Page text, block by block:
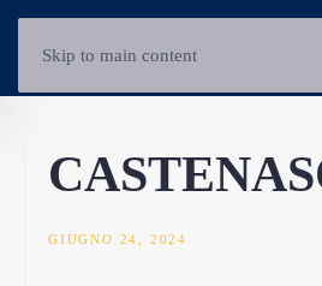
Skip to main content
GIUGNO 24, 2024